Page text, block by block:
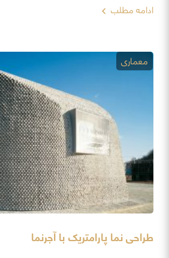
ادامه مطلب
طراحی نما پارامتریک با آجرنما
معماری